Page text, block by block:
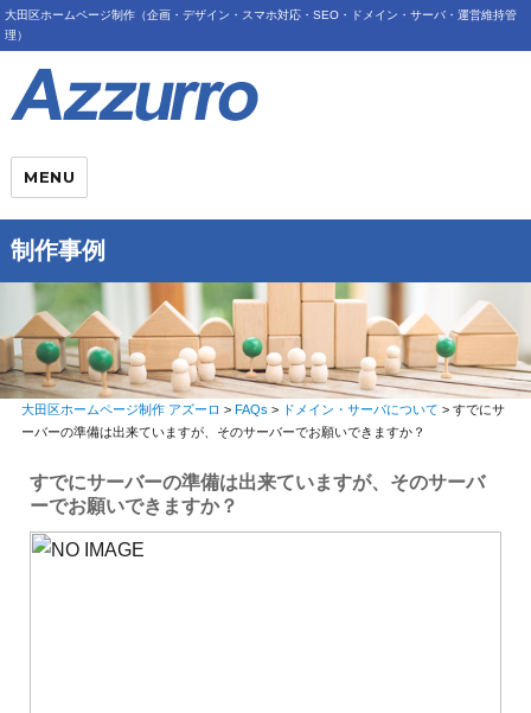
大田区ホームページ制作（企画・デザイン・スマホ対応・SEO・ドメイン・サーバ・運営維持管
理）
MENU
制作事例
大田区ホームページ制作 アズーロ > FAQs > ドメイン・サーバについて > すでにサ
ーバーの準備は出来ていますが、そのサーバーでお願いできますか？
すでにサーバーの準備は出来ていますが、そのサーバ
ーでお願いできますか？